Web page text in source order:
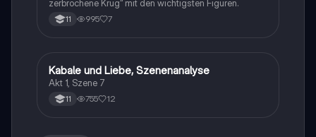
zerbrochene Krug‘‘ mit den wichtigsten Figuren.
11 995 7
Deutsch
Kabale und Liebe, Szenenanalyse
Akt 1, Szene 7
11 755 12